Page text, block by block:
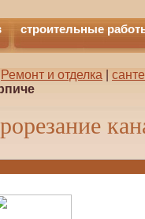
строительные
Ремонт и отделка